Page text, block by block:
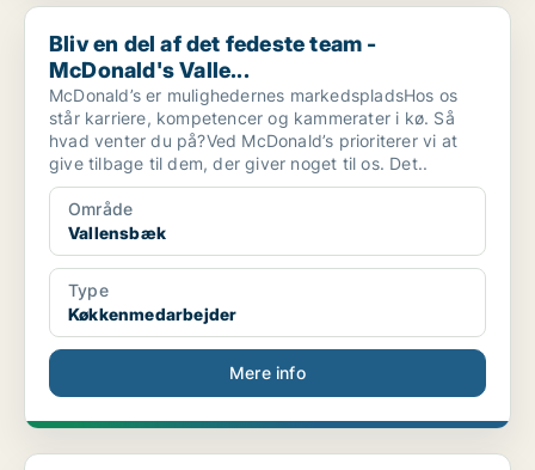
Bliv en del af det fedeste team - McDonald's Valle...
Bliv en del af det fedeste team -
McDonald's Valle...
McDonald’s er mulighedernes markedspladsHos os
står karriere, kompetencer og kammerater i kø. Så
hvad venter du på?Ved McDonald’s prioriterer vi at
give tilbage til dem, der giver noget til os. Det..
Område
Vallensbæk
Type
Køkkenmedarbejder
Mere info
Vallensbæk: Gør en forskel for søde børnehavebørn